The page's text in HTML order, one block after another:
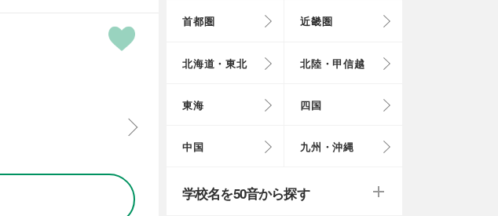
首都圏 近畿圏
北海道・東北 北陸・甲信越
東海 四国
中国 九州・沖縄
学校名を50音から探す